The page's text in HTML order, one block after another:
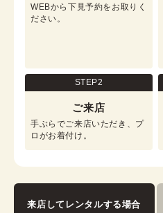
WEBから下見予約をお取りく
ださい。
STEP2
ご来店
手ぶらでご来店いただき、プ
ロがお着付け。
来店してレンタルする場合